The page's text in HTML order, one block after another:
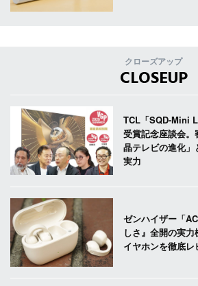
クローズアップ
CLOSEUP
TCL「SQD-Mini
受賞記念座談会
晶テレビの進化
実力
ゼンハイザー「
しさ』全開の実
イヤホンを徹底レ